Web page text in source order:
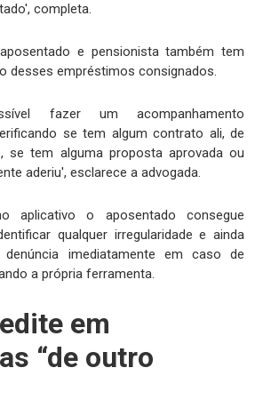
completa.
e pensionista também tem
desses empréstimos consignados.
fazer um acompanhamento
se tem algum contrato ali, de
se tem alguma proposta aprovada ou
aderiu', esclarece a advogada.
aplicativo o aposentado consegue
qualquer irregularidade e ainda
denúncia imediatamente em caso de
a própria ferramenta.
em
“de outro